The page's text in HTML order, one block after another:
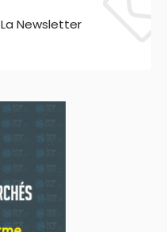
Newsletter